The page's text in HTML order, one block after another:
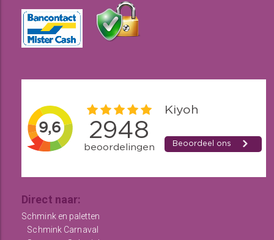
Direct naar:
Schmink en paletten
Schmink Carnaval